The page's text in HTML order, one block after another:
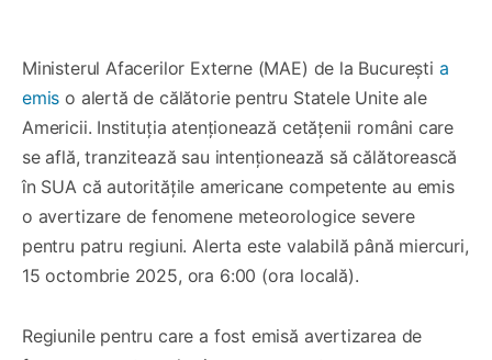
Ministerul Afacerilor Externe (MAE) de la București a
emis o alertă de călătorie pentru Statele Unite ale
Americii. Instituția atenționează cetățenii români care
se află, tranzitează sau intenționează să călătorească
în SUA că autoritățile americane competente au emis
o avertizare de fenomene meteorologice severe
pentru patru regiuni. Alerta este valabilă până miercuri,
15 octombrie 2025, ora 6:00 (ora locală).
Regiunile pentru care a fost emisă avertizarea de